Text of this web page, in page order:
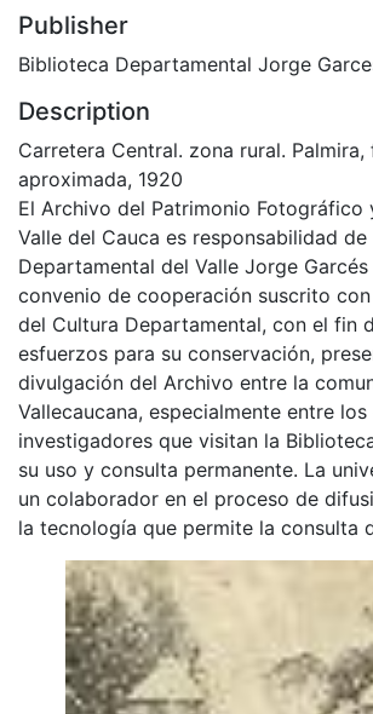
Publisher
Biblioteca Departamental Jorge
Description
Carretera Central. zona rural. Palmira,
aproximada, 1920
El Archivo del Patrimonio Fotográfico
Valle del Cauca es responsabilidad
Departamental del Valle Jorge
convenio de cooperación suscrito
del Cultura Departamental, con el fin
esfuerzos para su conservación,
divulgación del Archivo entre la
Vallecaucana, especialmente entre
investigadores que visitan la
su uso y consulta permanente. La
un colaborador en el proceso de
la tecnología que permite la consulta